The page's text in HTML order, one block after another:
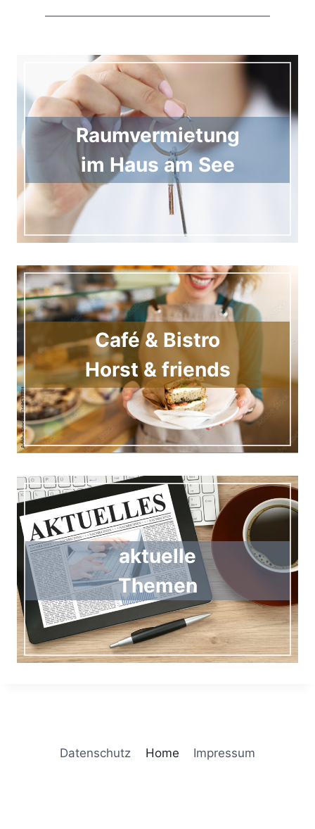
Raumvermietung
im Haus am See
Café & Bistro
Horst & friends
aktuelle
Themen
Datenschutz Home Impressum